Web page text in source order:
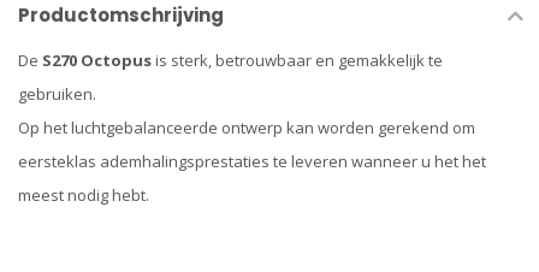
Productomschrijving
De S270 Octopusis sterk, betrouwbaar en gemakkelijk te
gebruiken.
Op het luchtgebalanceerde ontwerp kan worden gerekend om
eersteklas ademhalingsprestaties te leveren wanneer u het het
meest nodig hebt.